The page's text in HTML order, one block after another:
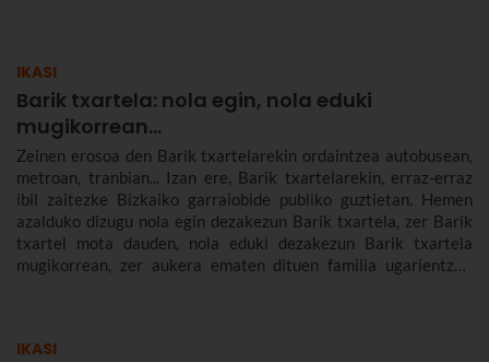
IKASI
Barik txartela: nola egin, nola eduki
mugikorrean...
Zeinen erosoa den Barik txartelarekin ordaintzea autobusean,
metroan, tranbian... Izan ere, Barik txartelarekin, erraz-erraz
ibil zaitezke Bizkaiko garraiobide publiko guztietan. Hemen
azalduko dizugu nola egin dezakezun Barik txartela, zer Barik
txartel mota dauden, nola eduki dezakezun Barik txartela
mugikorrean, zer aukera ematen dituen familia ugarientzat,
IKASI